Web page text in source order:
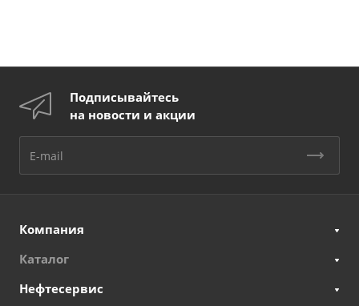
Подписывайтесь
на новости и акции
Компания
Каталог
Нефтесервис